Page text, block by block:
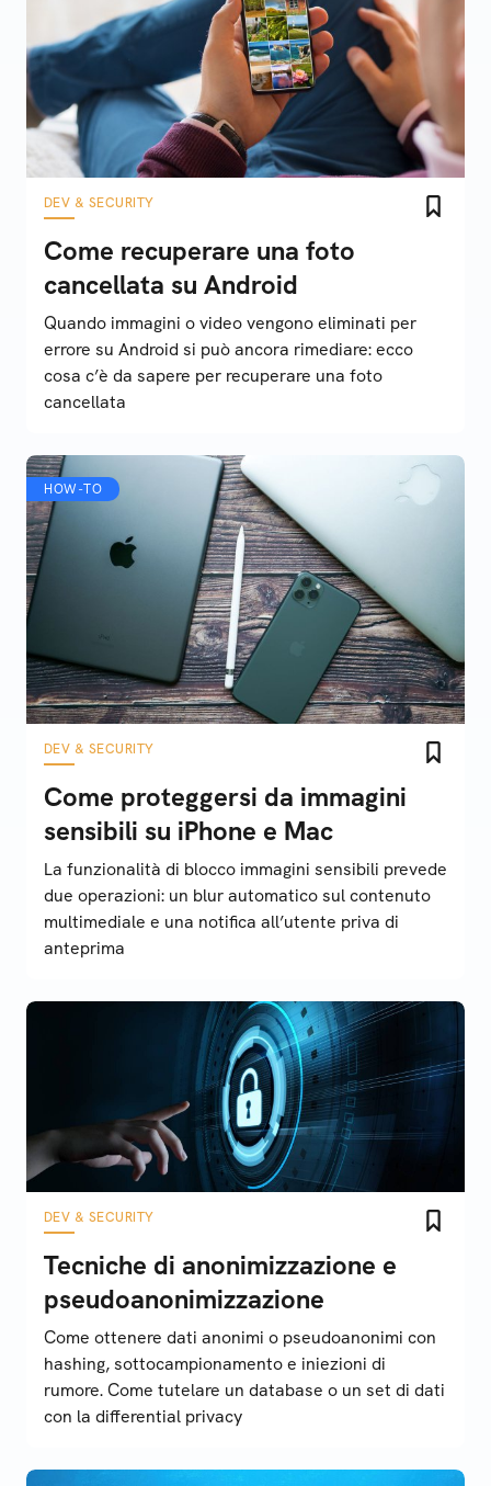
DEV & SECURITY
Come recuperare una foto
cancellata su Android
Quando immagini o video vengono eliminati per
errore su Android si può ancora rimediare: ecco
cosa c’è da sapere per recuperare una foto
cancellata
HOW-TO
DEV & SECURITY
Come proteggersi da immagini
sensibili su iPhone e Mac
La funzionalità di blocco immagini sensibili prevede
due operazioni: un blur automatico sul contenuto
multimediale e una notifica all’utente priva di
anteprima
DEV & SECURITY
Tecniche di anonimizzazione e
pseudoanonimizzazione
Come ottenere dati anonimi o pseudoanonimi con
hashing, sottocampionamento e iniezioni di
rumore. Come tutelare un database o un set di dati
con la differential privacy